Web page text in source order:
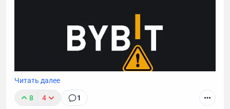
Читать далее
8 4 1